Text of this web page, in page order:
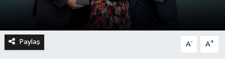
Paylaş A- A+